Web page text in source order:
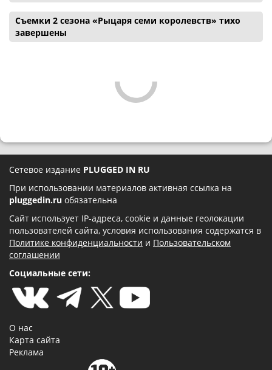
Съемки 2 сезона «Рыцаря семи королевств» тихо
завершены
Сетевое издание PLUGGED IN RU
При использовании материалов активная ссылка на
pluggedin.ru обязательна
Сайт использует IP-адреса, cookie и данные геолокации
пользователей сайта, условия использования содержатся в
Политике конфиденциальности и Пользовательском
соглашении
Социальные сети:
О нас
Карта сайта
Реклама